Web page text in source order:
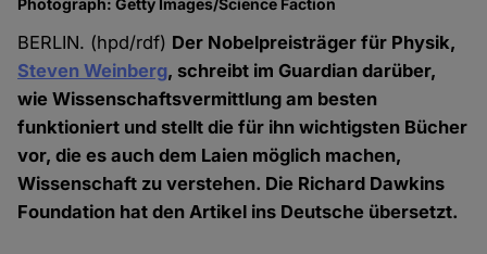
Photograph: Getty Images/Science Faction
BERLIN. (hpd/rdf) Der Nobelpreisträger für Physik,
Steven Weinberg, schreibt im Guardian darüber,
wie Wissenschaftsvermittlung am besten
funktioniert und stellt die für ihn wichtigsten Bücher
vor, die es auch dem Laien möglich machen,
Wissenschaft zu verstehen. Die Richard Dawkins
Foundation hat den Artikel ins Deutsche übersetzt.